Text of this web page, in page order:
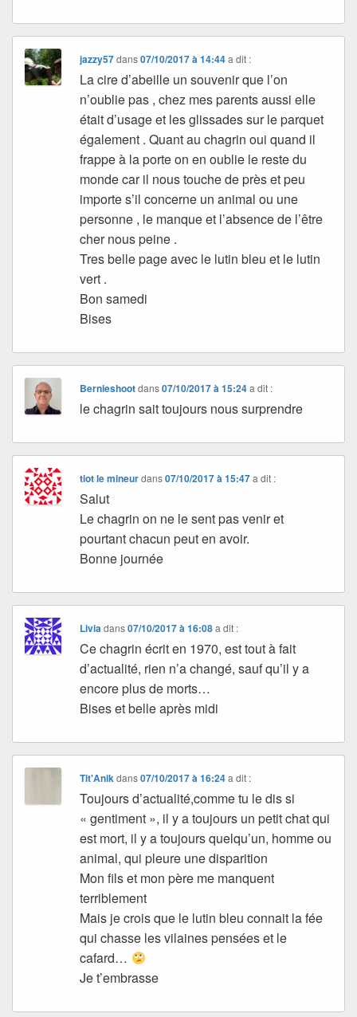
jazzy57dans07/10/2017 à 14:44 a dit :
La cire d’abeille un souvenir que l’on
n’oublie pas , chez mes parents aussi elle
était d’usage et les glissades sur le parquet
également . Quant au chagrin oui quand il
frappe à la porte on en oublie le reste du
monde car il nous touche de près et peu
importe s’il concerne un animal ou une
personne , le manque et l’absence de l’être
cher nous peine .
Tres belle page avec le lutin bleu et le lutin
vert .
Bon samedi
Bises
Bernieshootdans07/10/2017 à 15:24 a dit :
le chagrin sait toujours nous surprendre
tiot le mineurdans07/10/2017 à 15:47 a dit :
Salut
Le chagrin on ne le sent pas venir et
pourtant chacun peut en avoir.
Bonne journée
Liviadans07/10/2017 à 16:08 a dit :
Ce chagrin écrit en 1970, est tout à fait
d’actualité, rien n’a changé, sauf qu’il y a
encore plus de morts…
Bises et belle après midi
Tit'Anikdans07/10/2017 à 16:24 a dit :
Toujours d’actualité,comme tu le dis si
« gentiment », il y a toujours un petit chat qui
est mort, il y a toujours quelqu’un, homme ou
animal, qui pleure une disparition
Mon fils et mon père me manquent
terriblement
Mais je crois que le lutin bleu connait la fée
qui chasse les vilaines pensées et le
cafard…
Je t’embrasse